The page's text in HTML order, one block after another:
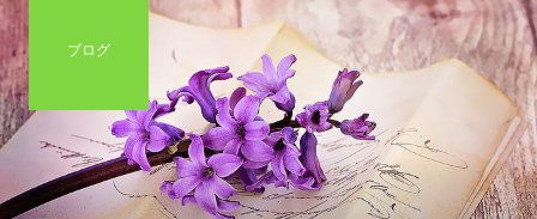
ブログ